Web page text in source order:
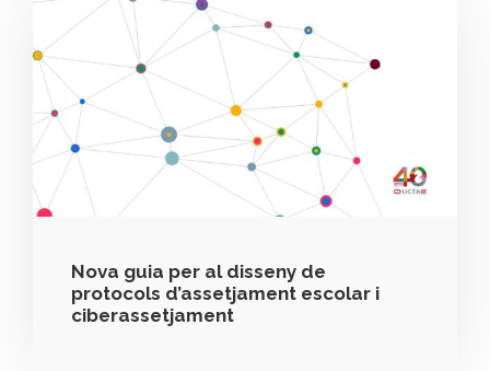
Nova guia per al disseny de
protocols d’assetjament escolar i
ciberassetjament